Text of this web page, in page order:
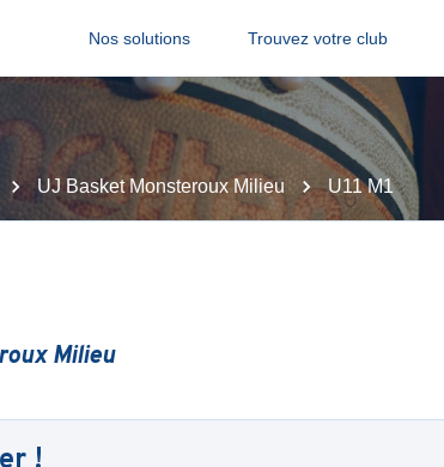
Nos solutions Trouvez votre club
UJ Basket Monsteroux Milieu U11 M1
Milieu